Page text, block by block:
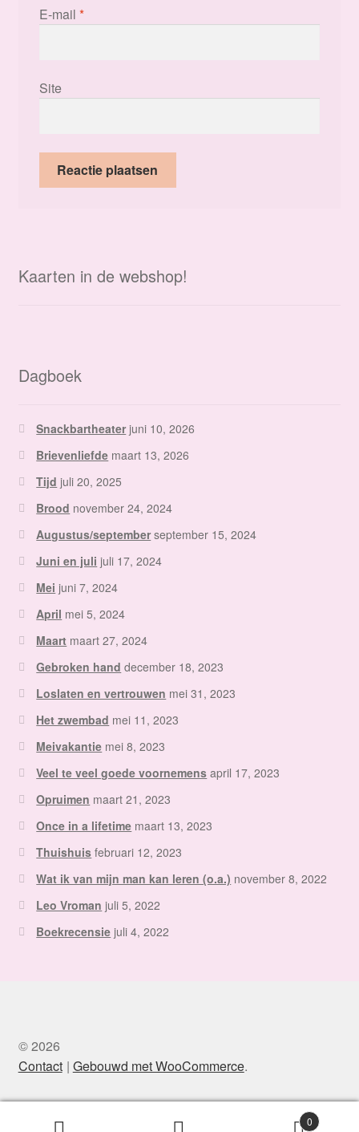
E-mail *
Site
Kaarten in de webshop!
Dagboek
Snackbartheater juni 10, 2026
Brievenliefde maart 13, 2026
Tijd juli 20, 2025
Brood november 24, 2024
Augustus/september september 15, 2024
Juni en juli juli 17, 2024
Mei juni 7, 2024
April mei 5, 2024
Maart maart 27, 2024
Gebroken hand december 18, 2023
Loslaten en vertrouwen mei 31, 2023
Het zwembad mei 11, 2023
Meivakantie mei 8, 2023
Veel te veel goede voornemens april 17, 2023
Opruimen maart 21, 2023
Once in a lifetime maart 13, 2023
Thuishuis februari 12, 2023
Wat ik van mijn man kan leren (o.a.) november 8, 2022
Leo Vroman juli 5, 2022
Boekrecensie juli 4, 2022
© 2026
Contact Gebouwd met WooCommerce.
0